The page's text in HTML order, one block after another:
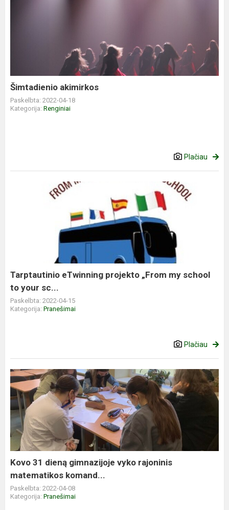
Šimtadienio akimirkos
Paskelbta: 2022-04-18
Kategorija: Renginiai
Plačiau
Tarptautinio eTwinning projekto „From my school
to your sc...
Paskelbta: 2022-04-15
Kategorija: Pranešimai
Plačiau
Kovo 31 dieną gimnazijoje vyko rajoninis
matematikos komand...
Paskelbta: 2022-04-08
Kategorija: Pranešimai